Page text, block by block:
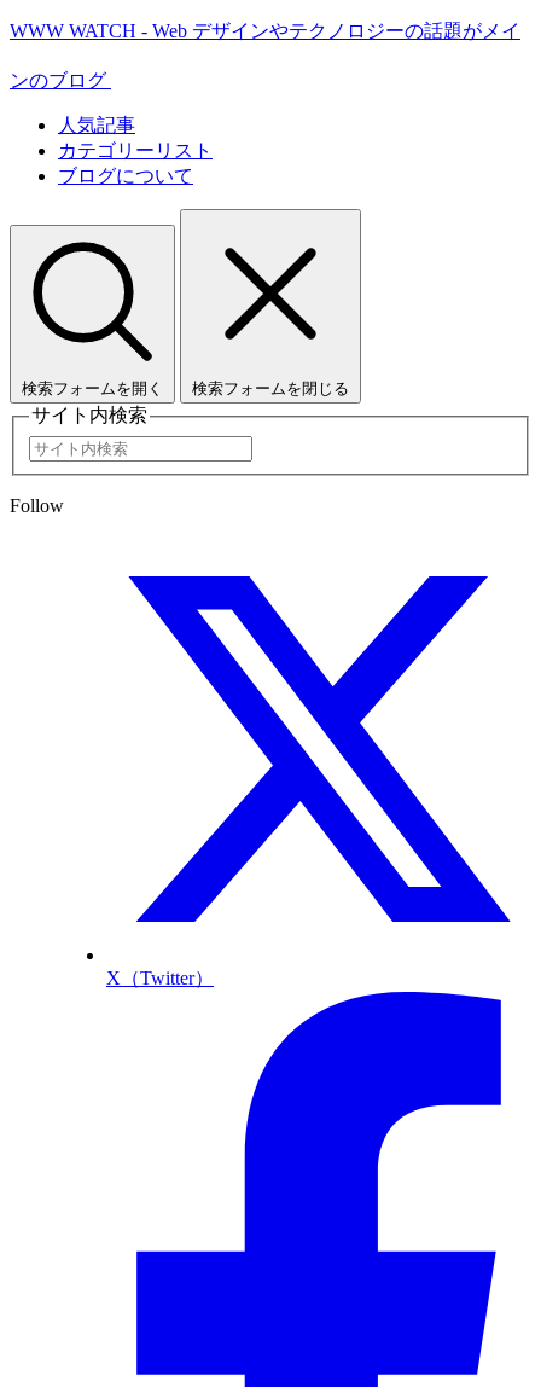
WWW WATCH - Web デザインやテクノロジーの話題がメイ
ンのブログ
人気記事
カテゴリーリスト
ブログについて
検索フォームを開く 検索フォームを閉じる
サイト内検索
Follow
X（Twitter）